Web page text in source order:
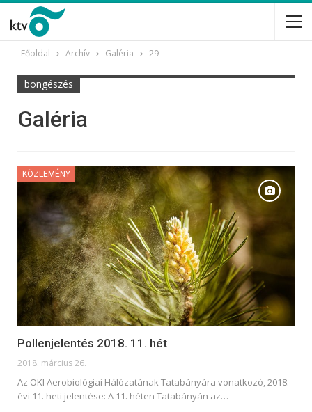
Főoldal Archív Galéria 29
böngészés
Galéria
KÖZLEMÉNY
Pollenjelentés 2018. 11. hét
2018. március 26.
Az OKI Aerobiológiai Hálózatának Tatabányára vonatkozó, 2018.
évi 11. heti jelentése: A 11. héten Tatabányán az…